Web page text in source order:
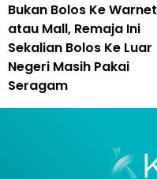
Bukan Bolos Ke Warnet
atau Mall, Remaja Ini
Sekalian Bolos Ke Luar
Negeri Masih Pakai
Seragam